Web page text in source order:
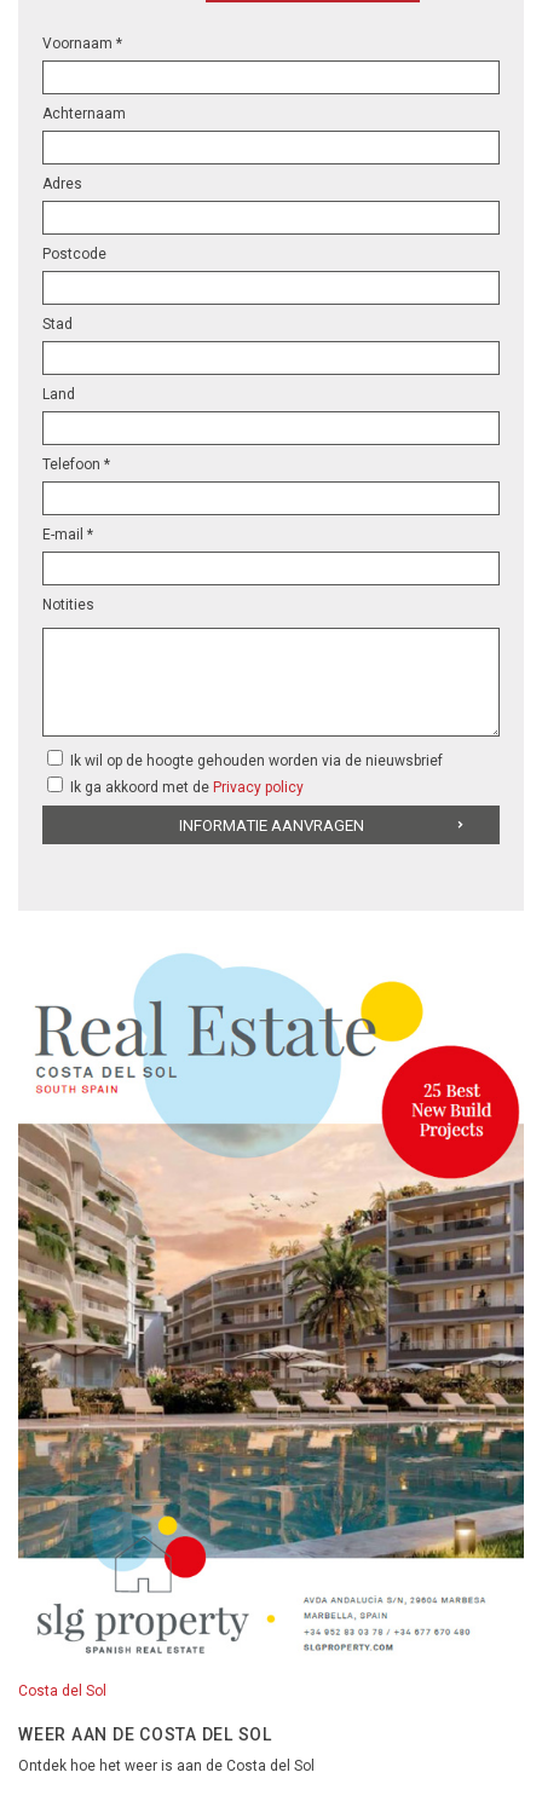
Voornaam *
Achternaam
Adres
Postcode
Stad
Land
Telefoon *
E-mail *
Notities
Ik wil op de hoogte gehouden worden via de nieuwsbrief
Ik ga akkoord met de Privacy policy
Costa del Sol
WEER AAN DE COSTA DEL SOL
Ontdek hoe het weer is aan de Costa del Sol